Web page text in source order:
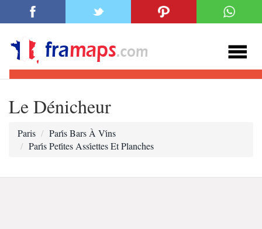
Le Dénicheur
Paris
Pari̇s Bars À Vi̇ns
Pari̇s Peti̇tes Assi̇ettes Et Planches